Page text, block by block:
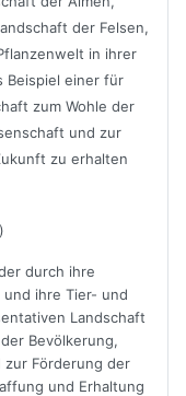
der Felsen,
in ihrer
Beispiel einer für
zum Wohle der
und zur
zu erhalten
durch ihre
ihre Tier- und
Landschaft
Bevölkerung,
zur Förderung der
und Erhaltung